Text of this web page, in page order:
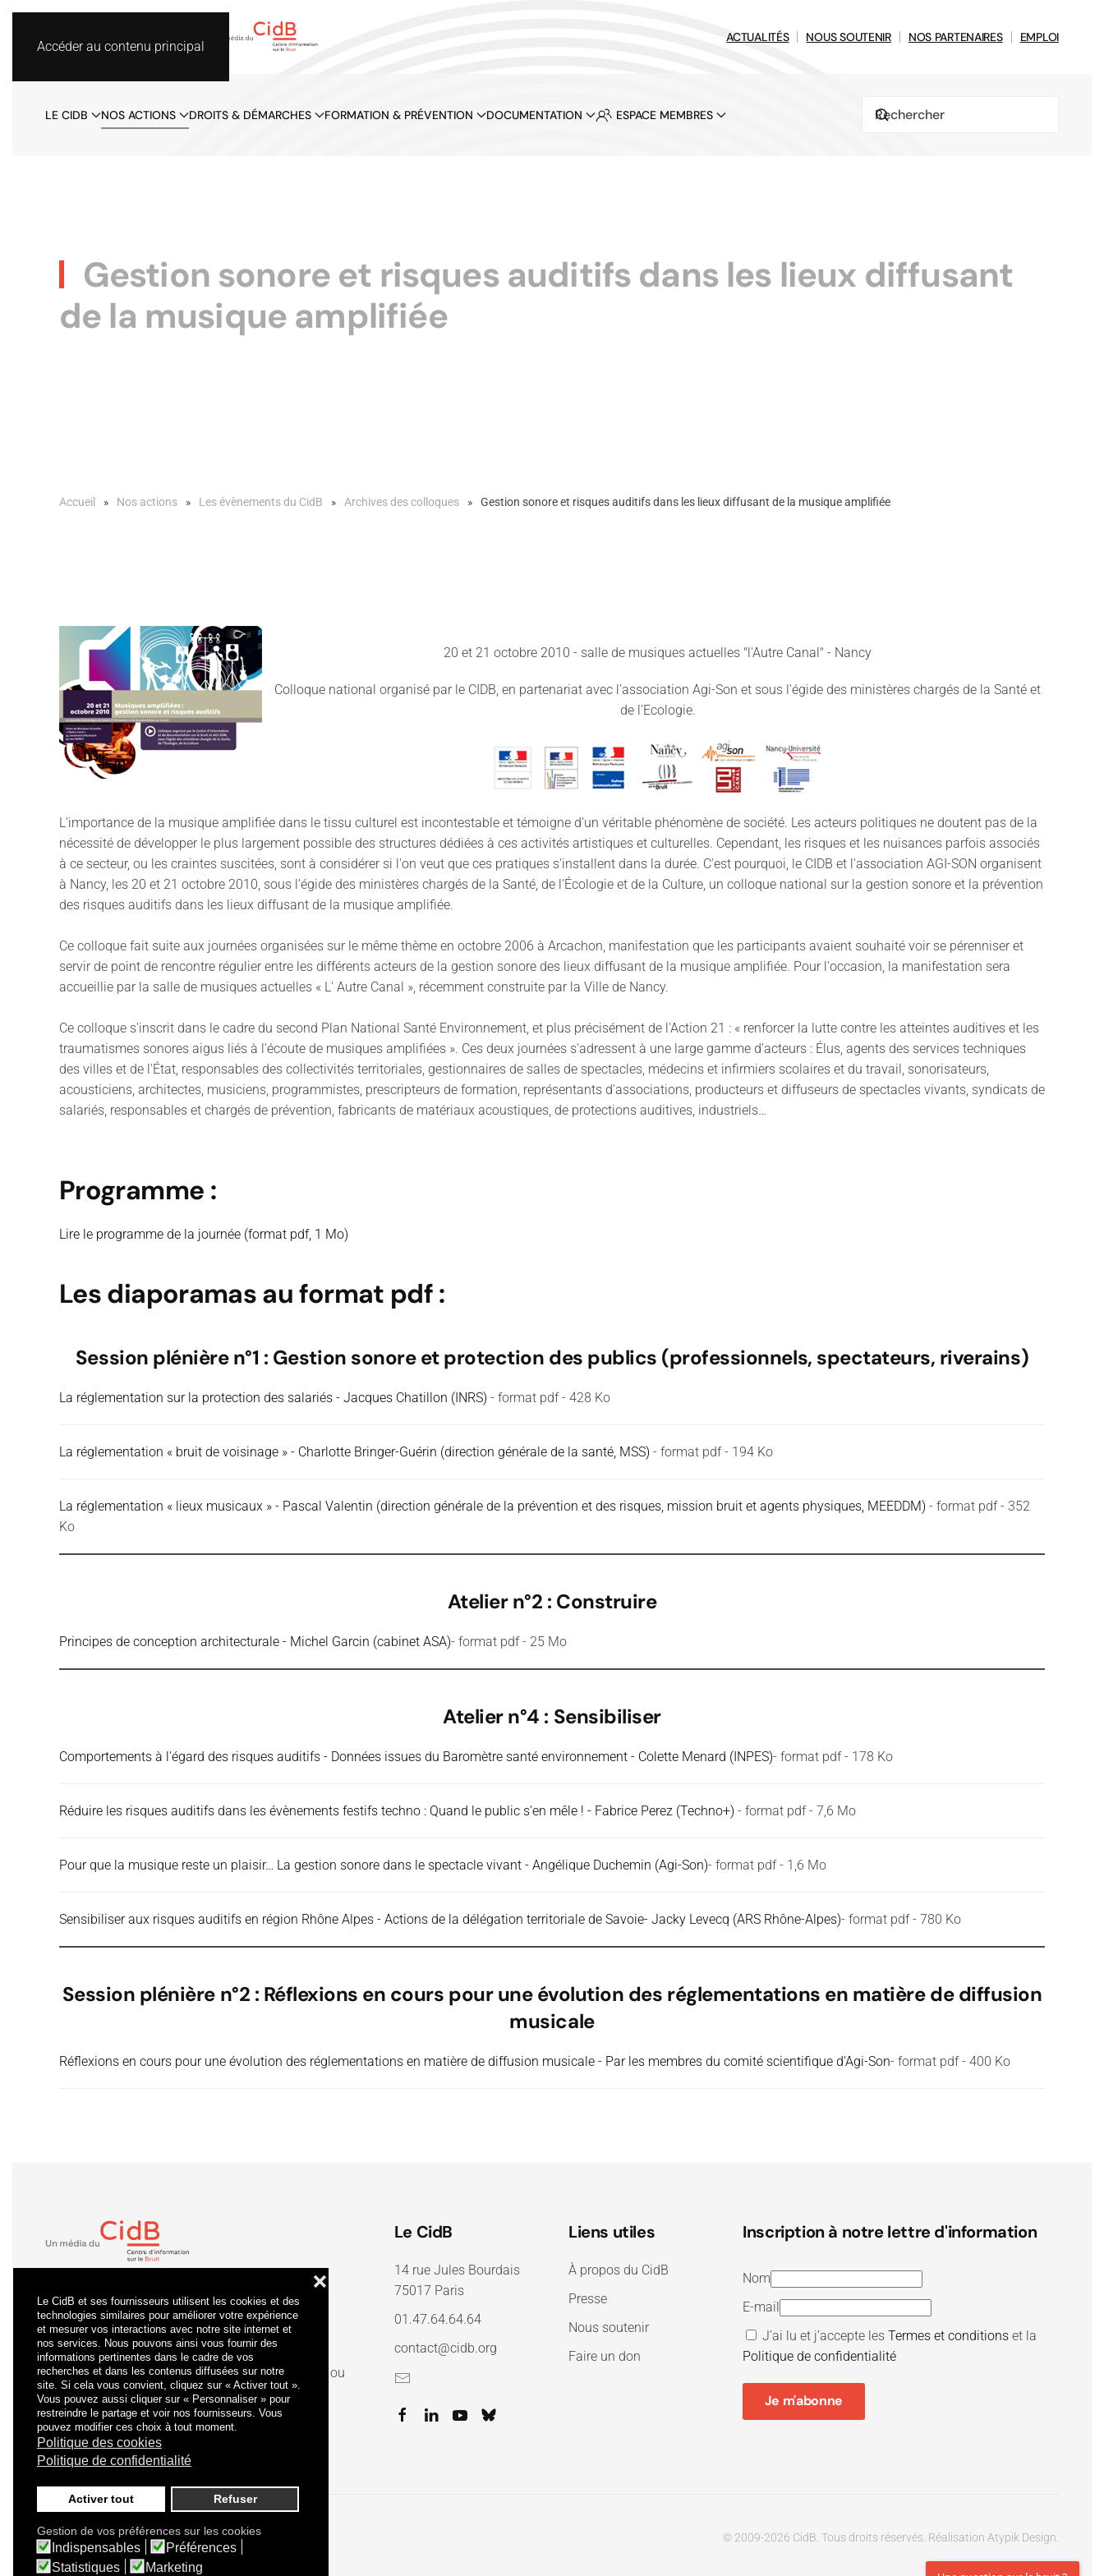
Le CidB et ses fournisseurs utilisent les cookies et des
technologies similaires pour améliorer votre expérience
et mesurer vos interactions avec notre site internet et
nos services. Nous pouvons ainsi vous fournir des
informations pertinentes dans le cadre de vos
recherches et dans les contenus diffusées sur notre
site. Si cela vous convient, cliquez sur « Activer tout ».
Vous pouvez aussi cliquer sur « Personnaliser » pour
restreindre le partage et voir nos fournisseurs. Vous
pouvez modifier ces choix à tout moment.
Politique des cookies
Politique de confidentialité
Activer tout Refuser
❌
Gestion de vos préférences sur les cookies
Indispensables
Préférences
Statistiques
Marketing
Accéder au contenu principal
ACTUALITÉS NOUS SOUTENIR NOS PARTENAIRES EMPLOI
LE CIDB NOS ACTIONS DROITS & DÉMARCHES FORMATION & PRÉVENTION DOCUMENTATION ESPACE MEMBRES
Gestion sonore et risques auditifs dans les lieux diffusant
de la musique amplifiée
Accueil Nos actions Les évènements du CidB Archives des colloques Gestion sonore et risques auditifs dans les lieux diffusant de la musique amplifiée
20 et 21 octobre 2010 - salle de musiques actuelles "l'Autre Canal" - Nancy
Colloque national organisé par le CIDB, en partenariat avec l'association Agi-Son et sous l'égide des ministères chargés de la Santé et
de l'Ecologie.
L'importance de la musique amplifiée dans le tissu culturel est incontestable et témoigne d'un véritable phénomène de société. Les acteurs politiques ne doutent pas de la
nécessité de développer le plus largement possible des structures dédiées à ces activités artistiques et culturelles. Cependant, les risques et les nuisances parfois associés
à ce secteur, ou les craintes suscitées, sont à considérer si l'on veut que ces pratiques s'installent dans la durée. C'est pourquoi, le CIDB et l'association AGI-SON organisent
à Nancy, les 20 et 21 octobre 2010, sous l'égide des ministères chargés de la Santé, de l'Écologie et de la Culture, un colloque national sur la gestion sonore et la prévention
des risques auditifs dans les lieux diffusant de la musique amplifiée.
Ce colloque fait suite aux journées organisées sur le même thème en octobre 2006 à Arcachon, manifestation que les participants avaient souhaité voir se pérenniser et
servir de point de rencontre régulier entre les différents acteurs de la gestion sonore des lieux diffusant de la musique amplifiée. Pour l'occasion, la manifestation sera
accueillie par la salle de musiques actuelles « L' Autre Canal », récemment construite par la Ville de Nancy.
Ce colloque s'inscrit dans le cadre du second Plan National Santé Environnement, et plus précisément de l'Action 21 : « renforcer la lutte contre les atteintes auditives et les
traumatismes sonores aigus liés à l'écoute de musiques amplifiées ». Ces deux journées s'adressent à une large gamme d'acteurs : Élus, agents des services techniques
des villes et de l'État, responsables des collectivités territoriales, gestionnaires de salles de spectacles, médecins et infirmiers scolaires et du travail, sonorisateurs,
acousticiens, architectes, musiciens, programmistes, prescripteurs de formation, représentants d'associations, producteurs et diffuseurs de spectacles vivants, syndicats de
salariés, responsables et chargés de prévention, fabricants de matériaux acoustiques, de protections auditives, industriels…
Programme :
Lire le programme de la journée (format pdf, 1 Mo)
Les diaporamas au format pdf :
Session plénière n°1 : Gestion sonore et protection des publics (professionnels, spectateurs, riverains)
La réglementation sur la protection des salariés - Jacques Chatillon (INRS) - format pdf - 428 Ko
La réglementation « bruit de voisinage » - Charlotte Bringer-Guérin (direction générale de la santé, MSS) - format pdf - 194 Ko
La réglementation « lieux musicaux » - Pascal Valentin (direction générale de la prévention et des risques, mission bruit et agents physiques, MEEDDM) - format pdf - 352
Ko
Atelier n°2 : Construire
Principes de conception architecturale - Michel Garcin (cabinet ASA)- format pdf - 25 Mo
Atelier n°4 : Sensibiliser
Comportements à l'égard des risques auditifs - Données issues du Baromètre santé environnement - Colette Menard (INPES)- format pdf - 178 Ko
Réduire les risques auditifs dans les évènements festifs techno : Quand le public s'en mêle ! - Fabrice Perez (Techno+) - format pdf - 7,6 Mo
Pour que la musique reste un plaisir… La gestion sonore dans le spectacle vivant - Angélique Duchemin (Agi-Son)- format pdf - 1,6 Mo
Sensibiliser aux risques auditifs en région Rhône Alpes - Actions de la délégation territoriale de Savoie- Jacky Levecq (ARS Rhône-Alpes)- format pdf - 780 Ko
Session plénière n°2 : Réflexions en cours pour une évolution des réglementations en matière de diffusion
musicale
Réflexions en cours pour une évolution des réglementations en matière de diffusion musicale - Par les membres du comité scientifique d'Agi-Son- format pdf - 400 Ko
Lacertification qualité a été délivrée au titre de la ou
des catégories d'actions suivantes : actions de
formation.
Le CidB
14 rue Jules Bourdais
75017 Paris
01.47.64.64.64
contact@cidb.org
Liens utiles
À propos du CidB
Presse
Nous soutenir
Faire un don
Inscription à notre lettre d'information
Nom
E-mail
J’ai lu et j’accepte lesTermes et conditions et la
Politique de confidentialité
Je m'abonne
Politique de confidentialité Mentions légales © 2009-2026 CidB. Tous droits réservés. Réalisation Atypik Design